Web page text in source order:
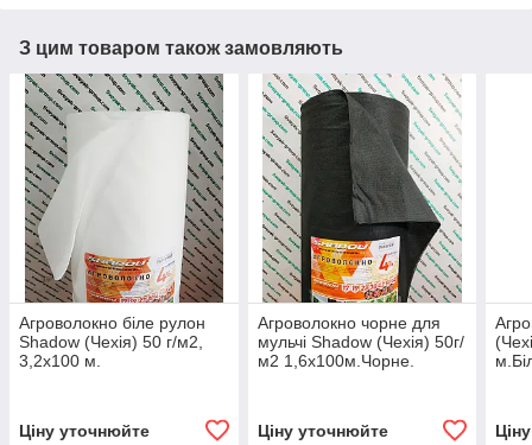
З цим товаром також замовляють
Агроволокно біле рулон
Shadow (Чехія) 50 г/м2,
3,2х100 м.
Ціну уточнюйте
Агроволокно чорне для
мульчі Shadow (Чехія) 50г/
м2 1,6х100м.Чорне.
Ціну уточнюйте